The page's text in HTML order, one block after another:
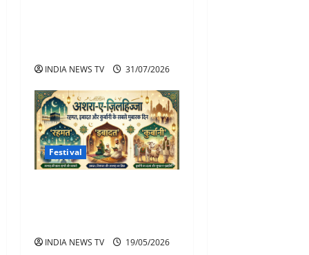
INDIA NEWS TV 31/07/2026
Festival
INDIA NEWS TV 19/05/2026